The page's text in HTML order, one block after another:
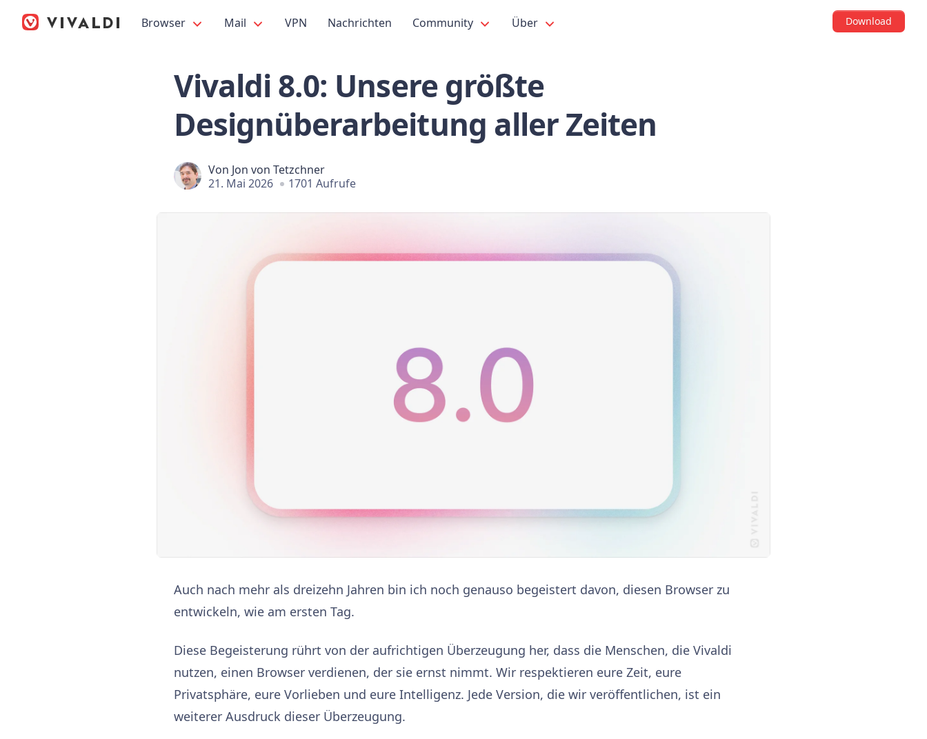
Browser Mail VPN Nachrichten Community Über Download
Vivaldi 8.0: Unsere größte
Designüberarbeitung aller Zeiten
Von Jon von Tetzchner
21. Mai 2026
1701 Aufrufe
Auch nach mehr als dreizehn Jahren bin ich noch genauso begeistert davon, diesen Browser zu
entwickeln, wie am ersten Tag.
Diese Begeisterung rührt von der aufrichtigen Überzeugung her, dass die Menschen, die Vivaldi
nutzen, einen Browser verdienen, der sie ernst nimmt. Wir respektieren eure Zeit, eure
Privatsphäre, eure Vorlieben und eure Intelligenz. Jede Version, die wir veröffentlichen, ist ein
weiterer Ausdruck dieser Überzeugung.